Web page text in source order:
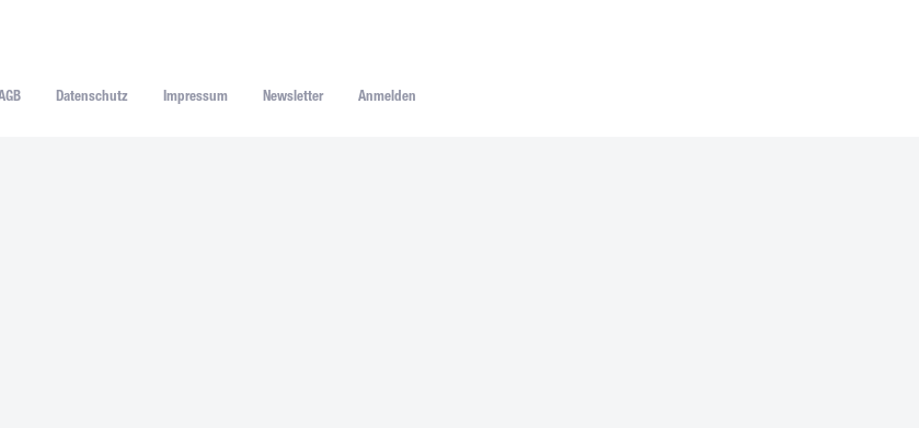
Datenschutz Impressum Newsletter Anmelden